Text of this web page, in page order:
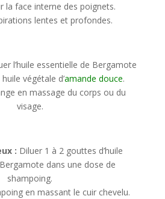
la face interne des poignets.
lentes et profondes.
l’huile essentielle de Bergamote
végétale d’amande douce.
en massage du corps ou du
visage.
: Diluer 1 à 2 gouttes d’huile
dans une dose de
shampoing.
en massant le cuir chevelu.